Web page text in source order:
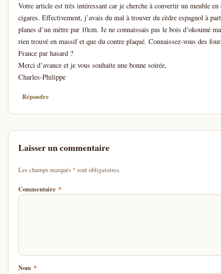
Votre article est très intéressant car je cherche à convertir un meuble en
cigares. Effectivement, j’avais du mal à trouver du cèdre espagnol à
planes d’un mètre par 10cm. Je ne connaissais pas le bois d’okoumé
rien trouvé en massif et que du contre plaqué. Connaissez-vous des
France par hasard ?
Merci d’avance et je vous souhaite une bonne soirée,
Charles-Philippe
Répondre
Laisser un commentaire
Les champs marqués *d'un astérisque
sont obligatoires.
Commentaire *
Nom *